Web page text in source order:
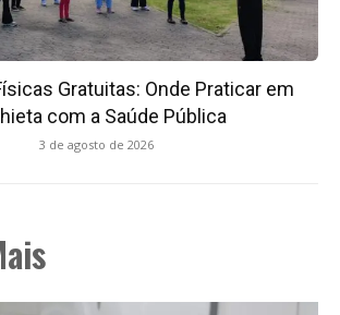
Gratuitas: Onde Praticar em
com a Saúde Pública
3 de agosto de 2026